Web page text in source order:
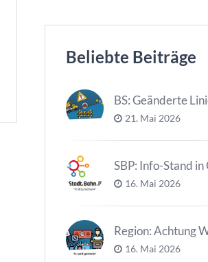
Beliebte Beiträge
21. Mai 2026
16. Mai 2026
16. Mai 2026